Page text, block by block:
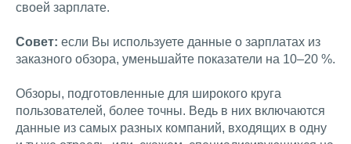
своей зарплате.
Совет: если Вы используете данные о зарплатах из
заказного обзора, уменьшайте показатели на 10–20 %.
Обзоры, подготовленные для широкого круга
пользователей, более точны. Ведь в них включаются
данные из самых разных компаний, входящих в одну